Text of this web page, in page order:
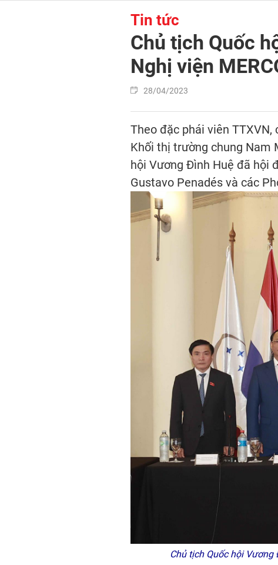
Tin tức
Chủ tịch Quốc
Nghị viện
28/04/2023
Theo đặc phái viên
Khối thị trường chung Nam
hội Vương Đình Huệ đã hội
Gustavo Penadés và các
Chủ tịch Quốc hội Vương